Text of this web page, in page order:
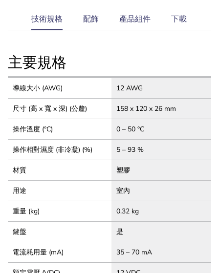
current
tab:
技術規格 配飾 產品組件 下載
主要規格
導線大小 (AWG) 12 AWG
尺寸 (高 x 寬 x 深) (公釐) 158 x 120 x 26 mm
操作溫度 (°C) 0 – 50 °C
操作相對濕度 (非冷凝) (%) 5 – 93 %
材質 塑膠
用途 室內
重量 (kg) 0.32 kg
鍵盤 是
電流耗用量 (mA) 35 – 70 mA